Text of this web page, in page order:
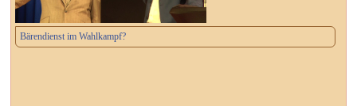
Bärendienst im Wahlkampf?